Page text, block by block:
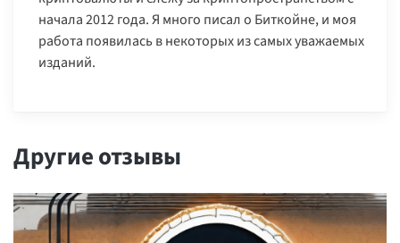
начала 2012 года. Я много писал о Биткойне, и моя
работа появилась в некоторых из самых уважаемых
изданий.
Другие отзывы